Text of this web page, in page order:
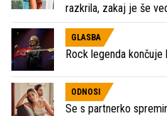
razkrila, zakaj je še
GLASBA
Rock legenda
ODNOSI
Se s partnerko